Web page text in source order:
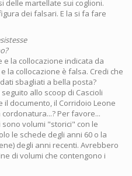
delle martellate sui coglioni.
dei falsari. E la si fa fare
e la collocazione indicata da
la collocazione è falsa. Credi che
sbagliati a bella posta?
allo scoop di Cascioli
documento, il Corridoio Leone
cordonatura...? Per favore...
sono volumi "storici" con le
le schede degli anni 60 o la
degli anni recenti. Avrebbero
di volumi che contengono i